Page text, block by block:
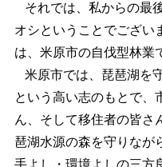
それでは、私からの最
オシということでござい
は、米原市の自伐型林業
米原市では、琵琶湖を
という高い志のもとで、
ん、そして移住者の皆さ
琶湖水源の森を守りなが
手よし・環境よしの三方